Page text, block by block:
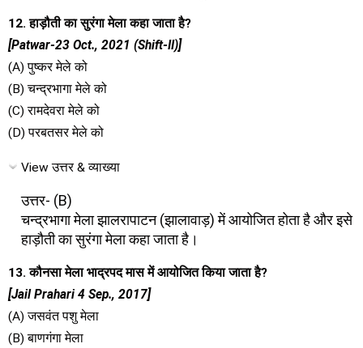
12. हाड़ौती का सुरंगा मेला कहा जाता है?
[Patwar-23 Oct., 2021 (Shift-II)]
(A) पुष्कर मेले को
(B) चन्द्रभागा मेले को
(C) रामदेवरा मेले को
(D) परबतसर मेले को
View उत्तर & व्याख्या
उत्तर- (B)
चन्द्रभागा मेला झालरापाटन (झालावाड़) में आयोजित होता है और इसे
हाड़ौती का सुरंगा मेला कहा जाता है।
13. कौनसा मेला भाद्रपद मास में आयोजित किया जाता है?
[Jail Prahari 4 Sep., 2017]
(A) जसवंत पशु मेला
(B) बाणगंगा मेला